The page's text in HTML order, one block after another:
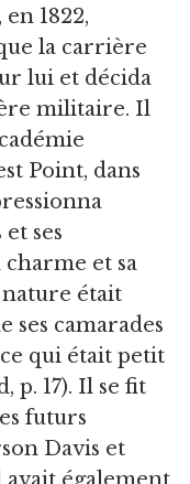
1822,
la carrière
lui et décida
militaire. Il
Point, dans
ses
charme et sa
était
ses camarades
qui était petit
p. 17). Il se fit
futurs
Davis et